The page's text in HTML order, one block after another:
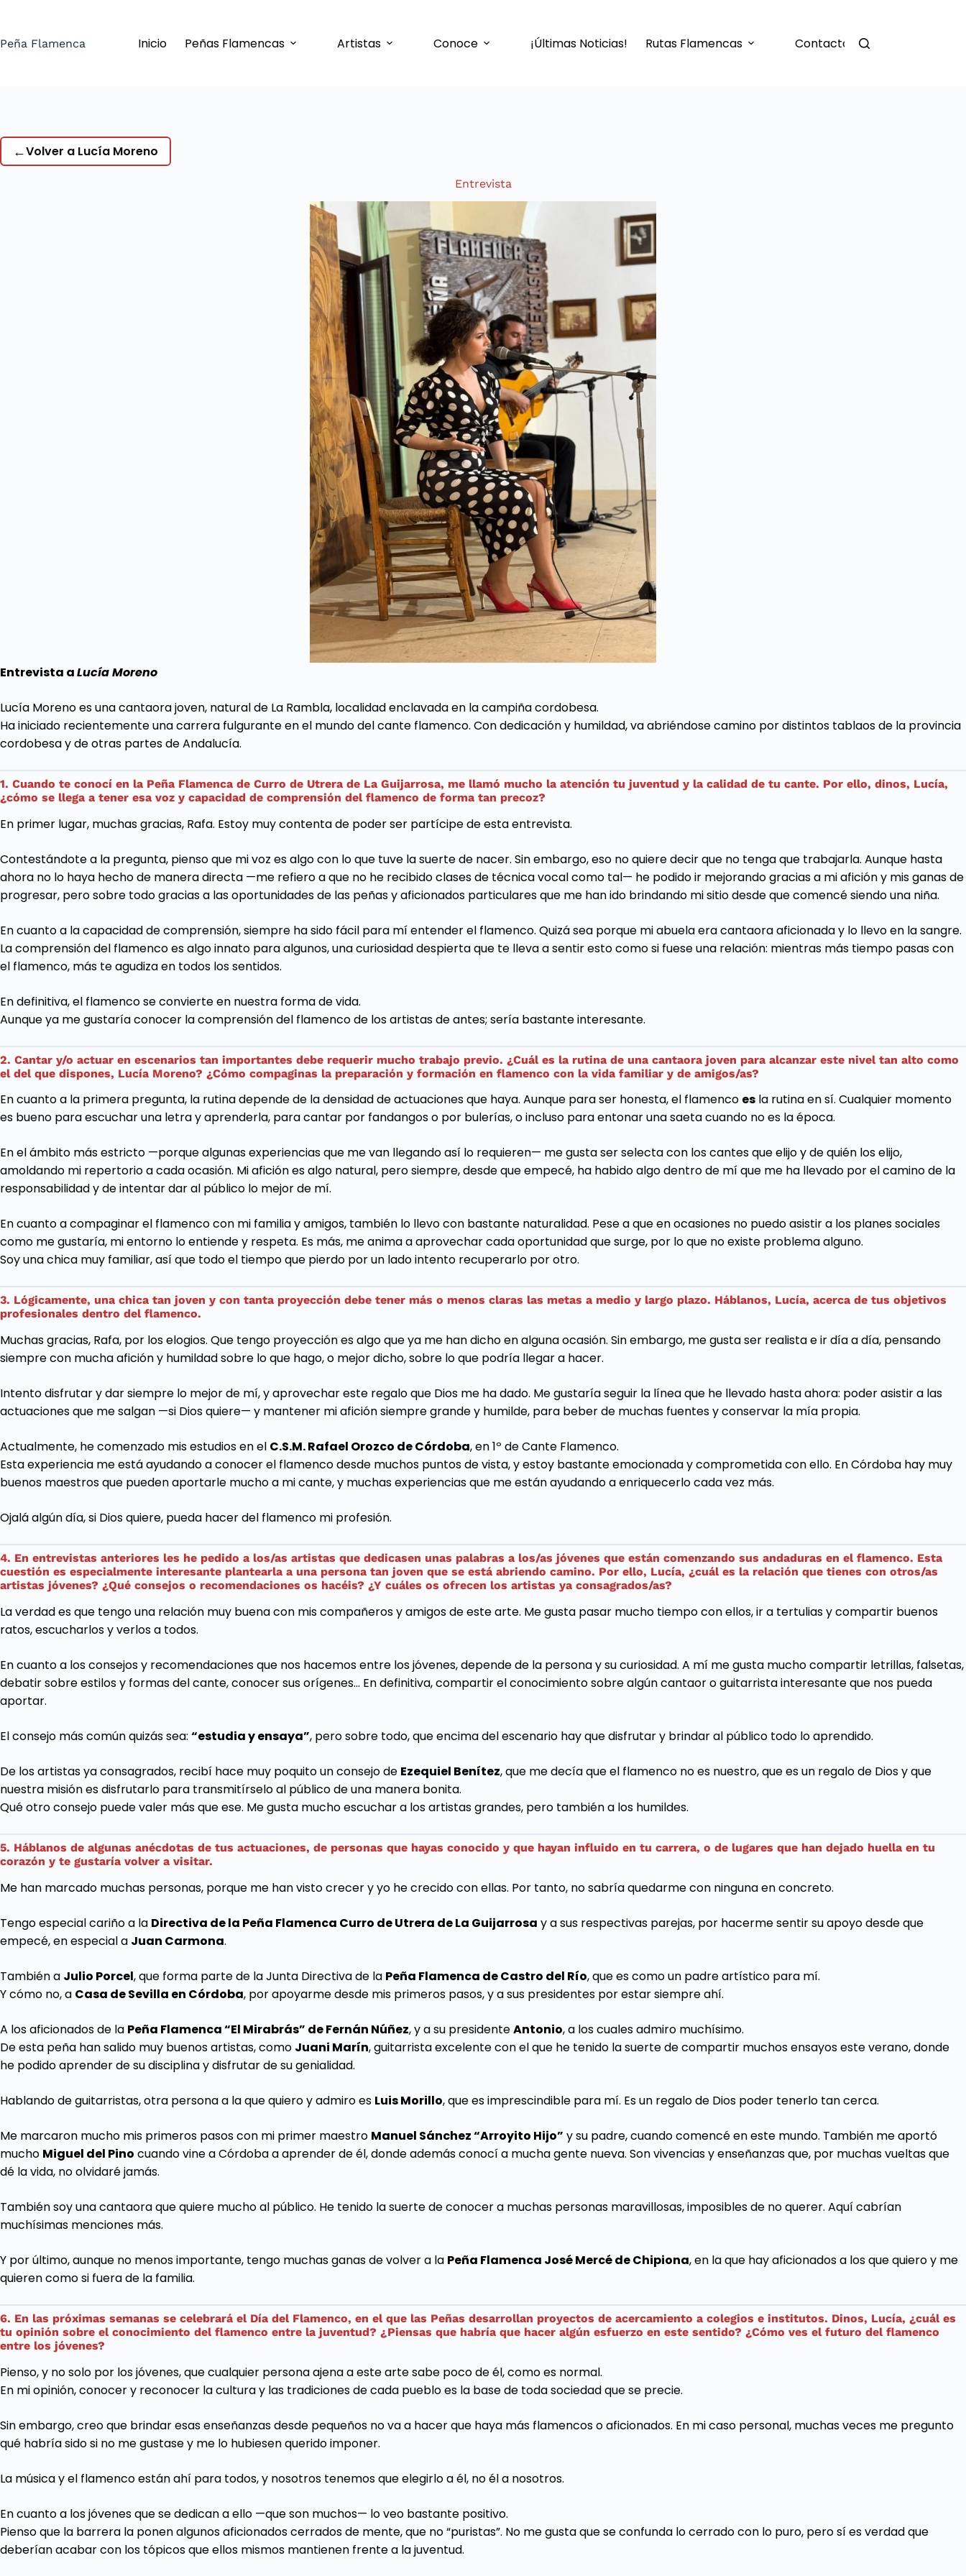
contenido
Peña Flamenca Inicio Peñas Flamencas Artistas Conoce ¡Últimas Noticias! Rutas Flamencas Contacto
←Volver a Lucía Moreno
Entrevista
Entrevista aLucía Moreno
Lucía Moreno es una cantaora joven, natural de La Rambla, localidad enclavada en la campiña cordobesa.
Ha iniciado recientemente una carrera fulgurante en el mundo del cante flamenco. Con dedicación y humildad, va abriéndose camino por distintos tablaos de la provincia
cordobesa y de otras partes de Andalucía.
1. Cuando te conocí en la Peña Flamenca de Curro de Utrera de La Guijarrosa, me llamó mucho la atención tu juventud y la calidad de tu cante. Por ello, dinos, Lucía,
¿cómo se llega a tener esa voz y capacidad de comprensión del flamenco de forma tan precoz?
En primer lugar, muchas gracias, Rafa. Estoy muy contenta de poder ser partícipe de esta entrevista.
Contestándote a la pregunta, pienso que mi voz es algo con lo que tuve la suerte de nacer. Sin embargo, eso no quiere decir que no tenga que trabajarla. Aunque hasta
ahora no lo haya hecho de manera directa —me refiero a que no he recibido clases de técnica vocal como tal— he podido ir mejorando gracias a mi afición y mis ganas de
progresar, pero sobre todo gracias a las oportunidades de las peñas y aficionados particulares que me han ido brindando mi sitio desde que comencé siendo una niña.
En cuanto a la capacidad de comprensión, siempre ha sido fácil para mí entender el flamenco. Quizá sea porque mi abuela era cantaora aficionada y lo llevo en la sangre.
La comprensión del flamenco es algo innato para algunos, una curiosidad despierta que te lleva a sentir esto como si fuese una relación: mientras más tiempo pasas con
el flamenco, más te agudiza en todos los sentidos.
En definitiva, el flamenco se convierte en nuestra forma de vida.
Aunque ya me gustaría conocer la comprensión del flamenco de los artistas de antes; sería bastante interesante.
2. Cantar y/o actuar en escenarios tan importantes debe requerir mucho trabajo previo. ¿Cuál es la rutina de una cantaora joven para alcanzar este nivel tan alto como
el del que dispones, Lucía Moreno? ¿Cómo compaginas la preparación y formación en flamenco con la vida familiar y de amigos/as?
En cuanto a la primera pregunta, la rutina depende de la densidad de actuaciones que haya. Aunque para ser honesta, el flamenco es la rutina en sí. Cualquier momento
es bueno para escuchar una letra y aprenderla, para cantar por fandangos o por bulerías, o incluso para entonar una saeta cuando no es la época.
En el ámbito más estricto —porque algunas experiencias que me van llegando así lo requieren— me gusta ser selecta con los cantes que elijo y de quién los elijo,
amoldando mi repertorio a cada ocasión. Mi afición es algo natural, pero siempre, desde que empecé, ha habido algo dentro de mí que me ha llevado por el camino de la
responsabilidad y de intentar dar al público lo mejor de mí.
En cuanto a compaginar el flamenco con mi familia y amigos, también lo llevo con bastante naturalidad. Pese a que en ocasiones no puedo asistir a los planes sociales
como me gustaría, mi entorno lo entiende y respeta. Es más, me anima a aprovechar cada oportunidad que surge, por lo que no existe problema alguno.
Soy una chica muy familiar, así que todo el tiempo que pierdo por un lado intento recuperarlo por otro.
3. Lógicamente, una chica tan joven y con tanta proyección debe tener más o menos claras las metas a medio y largo plazo. Háblanos, Lucía, acerca de tus objetivos
profesionales dentro del flamenco.
Muchas gracias, Rafa, por los elogios. Que tengo proyección es algo que ya me han dicho en alguna ocasión. Sin embargo, me gusta ser realista e ir día a día, pensando
siempre con mucha afición y humildad sobre lo que hago, o mejor dicho, sobre lo que podría llegar a hacer.
Intento disfrutar y dar siempre lo mejor de mí, y aprovechar este regalo que Dios me ha dado. Me gustaría seguir la línea que he llevado hasta ahora: poder asistir a las
actuaciones que me salgan —si Dios quiere— y mantener mi afición siempre grande y humilde, para beber de muchas fuentes y conservar la mía propia.
Actualmente, he comenzado mis estudios en el C.S.M. Rafael Orozco de Córdoba, en 1º de Cante Flamenco.
Esta experiencia me está ayudando a conocer el flamenco desde muchos puntos de vista, y estoy bastante emocionada y comprometida con ello. En Córdoba hay muy
buenos maestros que pueden aportarle mucho a mi cante, y muchas experiencias que me están ayudando a enriquecerlo cada vez más.
Ojalá algún día, si Dios quiere, pueda hacer del flamenco mi profesión.
4. En entrevistas anteriores les he pedido a los/as artistas que dedicasen unas palabras a los/as jóvenes que están comenzando sus andaduras en el flamenco. Esta
cuestión es especialmente interesante plantearla a una persona tan joven que se está abriendo camino. Por ello, Lucía, ¿cuál es la relación que tienes con otros/as
artistas jóvenes? ¿Qué consejos o recomendaciones os hacéis? ¿Y cuáles os ofrecen los artistas ya consagrados/as?
La verdad es que tengo una relación muy buena con mis compañeros y amigos de este arte. Me gusta pasar mucho tiempo con ellos, ir a tertulias y compartir buenos
ratos, escucharlos y verlos a todos.
En cuanto a los consejos y recomendaciones que nos hacemos entre los jóvenes, depende de la persona y su curiosidad. A mí me gusta mucho compartir letrillas, falsetas,
debatir sobre estilos y formas del cante, conocer sus orígenes… En definitiva, compartir el conocimiento sobre algún cantaor o guitarrista interesante que nos pueda
aportar.
El consejo más común quizás sea: “estudia y ensaya”, pero sobre todo, que encima del escenario hay que disfrutar y brindar al público todo lo aprendido.
De los artistas ya consagrados, recibí hace muy poquito un consejo de Ezequiel Benítez, que me decía que el flamenco no es nuestro, que es un regalo de Dios y que
nuestra misión es disfrutarlo para transmitírselo al público de una manera bonita.
Qué otro consejo puede valer más que ese. Me gusta mucho escuchar a los artistas grandes, pero también a los humildes.
5. Háblanos de algunas anécdotas de tus actuaciones, de personas que hayas conocido y que hayan influido en tu carrera, o de lugares que han dejado huella en tu
corazón y te gustaría volver a visitar.
Me han marcado muchas personas, porque me han visto crecer y yo he crecido con ellas. Por tanto, no sabría quedarme con ninguna en concreto.
Tengo especial cariño a la Directiva de la Peña Flamenca Curro de Utrera de La Guijarrosa y a sus respectivas parejas, por hacerme sentir su apoyo desde que
empecé, en especial a Juan Carmona.
También a Julio Porcel, que forma parte de la Junta Directiva de la Peña Flamenca de Castro del Río, que es como un padre artístico para mí.
Y cómo no, a Casa de Sevilla en Córdoba, por apoyarme desde mis primeros pasos, y a sus presidentes por estar siempre ahí.
A los aficionados de la Peña Flamenca “El Mirabrás” de Fernán Núñez, y a su presidenteAntonio, a los cuales admiro muchísimo.
De esta peña han salido muy buenos artistas, como Juani Marín, guitarrista excelente con el que he tenido la suerte de compartir muchos ensayos este verano, donde
he podido aprender de su disciplina y disfrutar de su genialidad.
Hablando de guitarristas, otra persona a la que quiero y admiro es Luis Morillo, que es imprescindible para mí. Es un regalo de Dios poder tenerlo tan cerca.
Me marcaron mucho mis primeros pasos con mi primer maestro Manuel Sánchez “Arroyito Hijo” y su padre, cuando comencé en este mundo. También me aportó
mucho Miguel del Pino cuando vine a Córdoba a aprender de él, donde además conocí a mucha gente nueva. Son vivencias y enseñanzas que, por muchas vueltas que
dé la vida, no olvidaré jamás.
También soy una cantaora que quiere mucho al público. He tenido la suerte de conocer a muchas personas maravillosas, imposibles de no querer. Aquí cabrían
muchísimas menciones más.
Y por último, aunque no menos importante, tengo muchas ganas de volver a la Peña Flamenca José Mercé de Chipiona, en la que hay aficionados a los que quiero y me
quieren como si fuera de la familia.
6. En las próximas semanas se celebrará el Día del Flamenco, en el que las Peñas desarrollan proyectos de acercamiento a colegios e institutos. Dinos, Lucía, ¿cuál es
tu opinión sobre el conocimiento del flamenco entre la juventud? ¿Piensas que habría que hacer algún esfuerzo en este sentido? ¿Cómo ves el futuro del flamenco
entre los jóvenes?
Pienso, y no solo por los jóvenes, que cualquier persona ajena a este arte sabe poco de él, como es normal.
En mi opinión, conocer y reconocer la cultura y las tradiciones de cada pueblo es la base de toda sociedad que se precie.
Sin embargo, creo que brindar esas enseñanzas desde pequeños no va a hacer que haya más flamencos o aficionados. En mi caso personal, muchas veces me pregunto
qué habría sido si no me gustase y me lo hubiesen querido imponer.
La música y el flamenco están ahí para todos, y nosotros tenemos que elegirlo a él, no él a nosotros.
En cuanto a los jóvenes que se dedican a ello —que son muchos— lo veo bastante positivo.
Pienso que la barrera la ponen algunos aficionados cerrados de mente, que no “puristas”. No me gusta que se confunda lo cerrado con lo puro, pero sí es verdad que
deberían acabar con los tópicos que ellos mismos mantienen frente a la juventud.